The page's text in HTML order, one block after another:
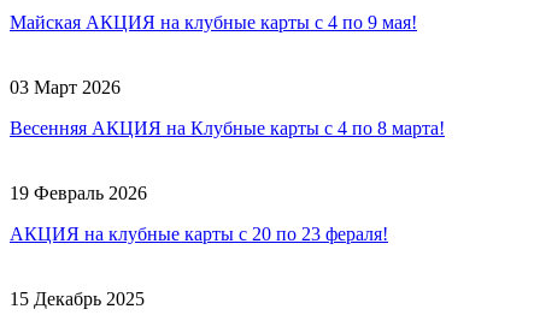
Майская АКЦИЯ на клубные карты с 4 по 9 мая!
03 Март 2026
Весенняя АКЦИЯ на Клубные карты с 4 по 8 марта!
19 Февраль 2026
АКЦИЯ на клубные карты с 20 по 23 фераля!
15 Декабрь 2025